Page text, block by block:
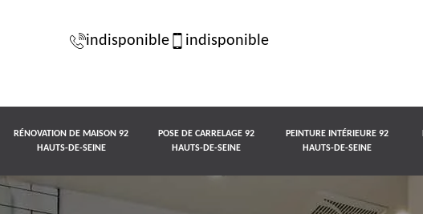
indisponible indisponible
RÉNOVATION DE MAISON 92
HAUTS-DE-SEINE
POSE DE CARRELAGE 92
HAUTS-DE-SEINE
PEINTURE INTÉRIEURE 92
HAUTS-DE-SEINE